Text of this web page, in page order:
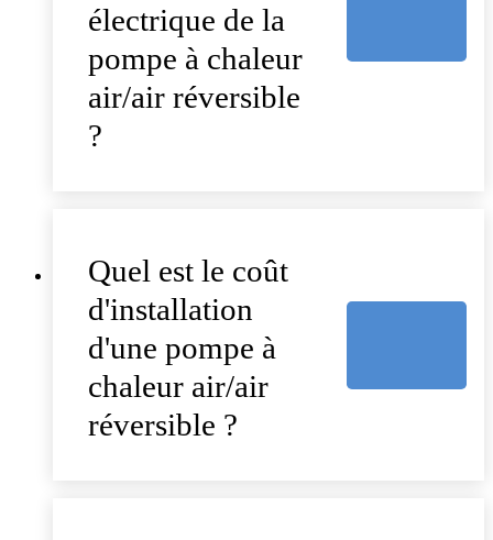
électrique de la
pompe à chaleur
air/air réversible
?
Quel est le coût
d'installation
d'une pompe à
chaleur air/air
réversible ?